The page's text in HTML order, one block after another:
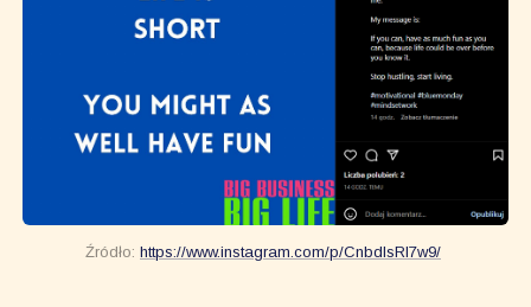
Źródło: https://www.instagram.com/p/CnbdlsRI7w9/